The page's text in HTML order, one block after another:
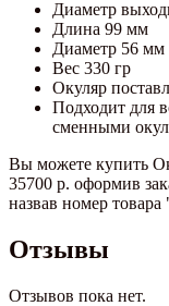
Диаметр
Длина 99 мм
Диаметр 56 мм
Вес 330 гр
Окуляр
Подходит для
сменными
Вы можете купить
35700 р. оформив
назвав номер товара
Отзывы
Отзывов пока нет.